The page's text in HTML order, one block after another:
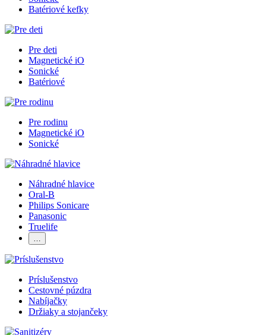
Batériové kefky
Pre deti
Magnetické iO
Sonické
Batériové
Pre rodinu
Magnetické iO
Sonické
Náhradné hlavice
Oral-B
Philips Sonicare
Panasonic
Truelife
…
Príslušenstvo
Cestovné púzdra
Nabíjačky
Držiaky a stojančeky